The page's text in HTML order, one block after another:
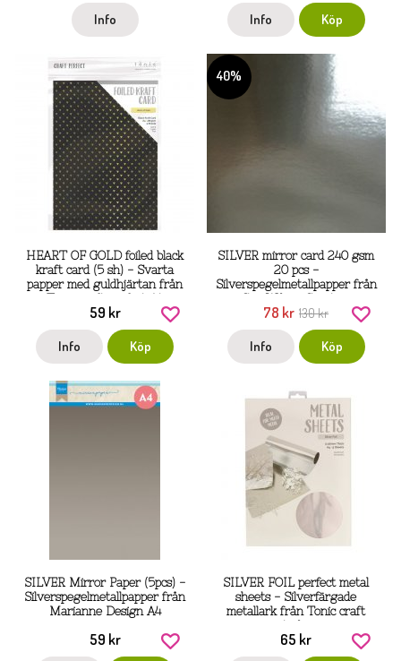
Info Info Köp
HEART OF GOLD foiled black
kraft card (5 sh) - Svarta
papper med guldhjärtan från
59 kr
Info Köp
40%
SILVER mirror card 240 gsm
20 pcs -
Silverspegelmetallpapper från
Expressions A4
78 kr 130 kr
Info Köp
SILVER Mirror Paper (5pcs) -
Silverspegelmetallpapper från
Marianne Design A4
59 kr
SILVER FOIL perfect metal
sheets - Silverfärgade
metallark från Tonic craft
65 kr